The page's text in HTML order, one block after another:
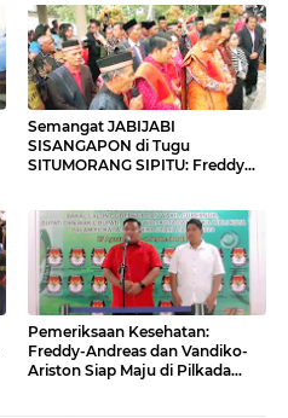
Semangat JABIJABI
SISANGAPON di Tugu
SITUMORANG SIPITU: Freddy
Pemeriksaan Kesehatan:
Freddy-Andreas dan Vandiko-
Ariston Siap Maju di Pilkada